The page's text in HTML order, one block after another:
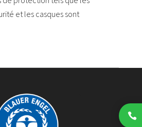
et les casques sont
